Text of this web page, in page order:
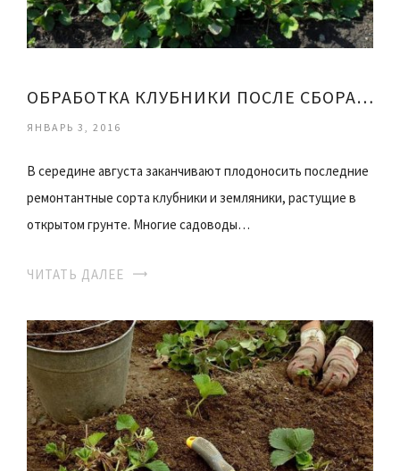
ОБРАБОТКА КЛУБНИКИ ПОСЛЕ СБОРА УРОЖАЯ
ЯНВАРЬ 3, 2016
В середине августа заканчивают плодоносить последние
ремонтантные сорта клубники и земляники, растущие в
открытом грунте. Многие садоводы…
ЧИТАТЬ ДАЛЕЕ